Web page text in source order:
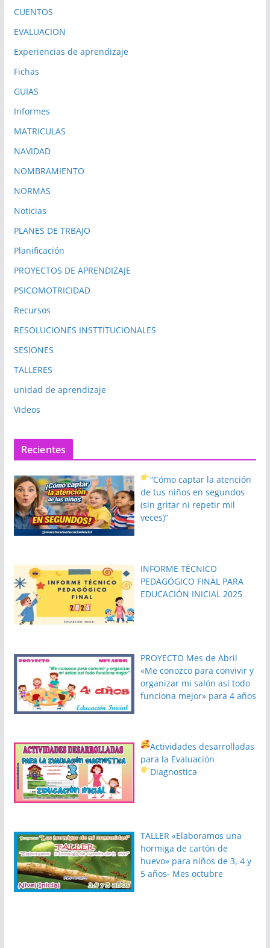
CUENTOS
EVALUACION
Experiencias de aprendizaje
Fichas
GUIAS
Informes
MATRICULAS
NAVIDAD
NOMBRAMIENTO
NORMAS
Noticias
PLANES DE TRBAJO
Planificación
PROYECTOS DE APRENDIZAJE
PSICOMOTRICIDAD
Recursos
RESOLUCIONES INSTTITUCIONALES
SESIONES
TALLERES
unidad de aprendizaje
Videos
Recientes
“Cómo captar la atención
de tus niños en segundos
(sin gritar ni repetir mil
veces)”
INFORME TÉCNICO
PEDAGÓGICO FINAL PARA
EDUCACIÓN INICIAL 2025
PROYECTO Mes de Abril
«Me conozco para convivir y
organizar mi salón así todo
funciona mejor» para 4 años
Actividades desarrolladas
para la Evaluación
Diagnostica
TALLER «Elaboramos una
hormiga de cartón de
huevo» para niños de 3, 4 y
5 años- Mes octubre